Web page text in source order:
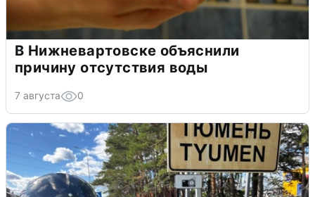
В Нижневартовске объяснили
причину отсутствия воды
7 августа 0